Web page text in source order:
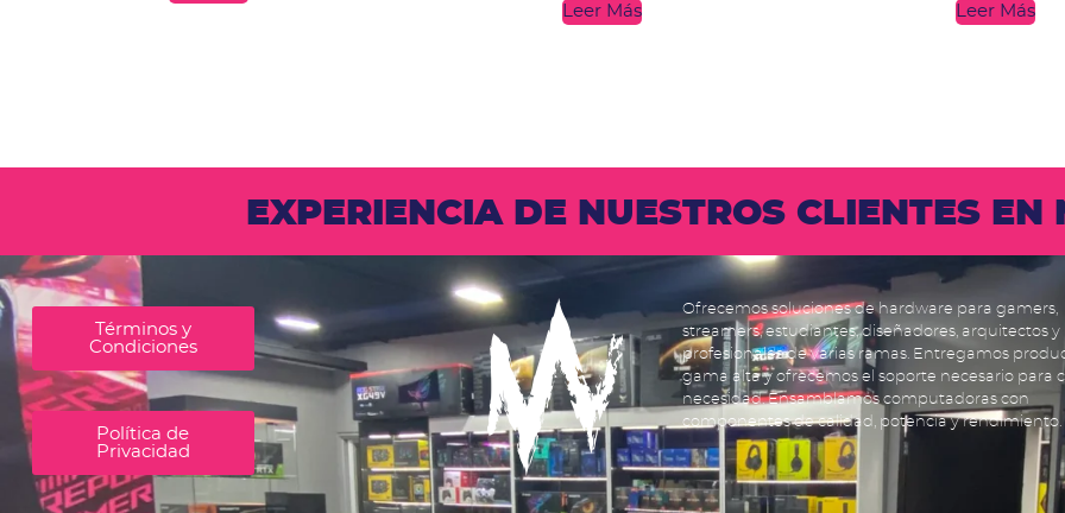
Leer Más Leer Más
EXPERIENCIA DE NUESTROS CLIENTES
Términos y
Condiciones
Política de
Privacidad
Ofrecemos soluciones de hardware para gamers,
streamers, estudiantes, diseñadores, arquitectos y
profesionales de varias ramas. Entregamos
gama alta y ofrecemos el soporte necesario para
necesidad. Ensamblamos computadoras con
componentes de calidad, potencia y rendimiento.